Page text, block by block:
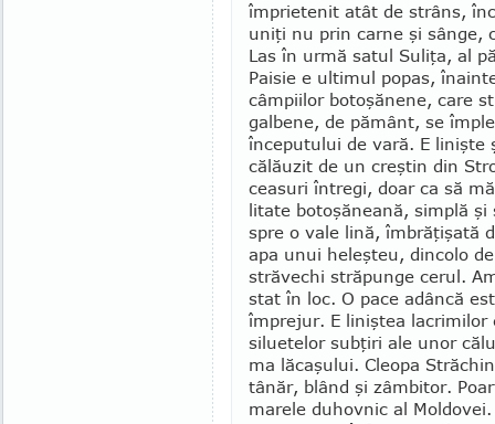
împrietenit atât de strâns,
uniţi nu prin carne şi sânge,
Las în urmă satul Su­liţa, al
Pai­sie e ultimul popas,
câmpiilor bo­to­şănene, care
galbene, de pământ, se
începutului de vară. E linişte
călăuzit de un creştin din
ceasuri întregi, doar ca să
litate botoşă­neană, simplă
spre o vale lină, îmbrăţişată
apa unui heleşteu, dincolo
străvechi străpunge cerul.
stat în loc. O pace adâncă
împrejur. E liniştea lacri­milor
siluetelor sub­ţiri ale unor
ma lăcaşului. Cleopa
tânăr, blând şi zâm­bitor.
marele du­hovnic al